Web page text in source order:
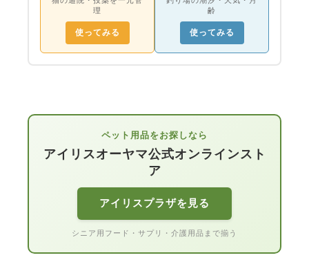
理
使ってみる
齢
使ってみる
ペット用品をお探しなら
アイリスオーヤマ公式オンラインスト
ア
アイリスプラザを見る
シニア用フード・サプリ・介護用品まで揃う